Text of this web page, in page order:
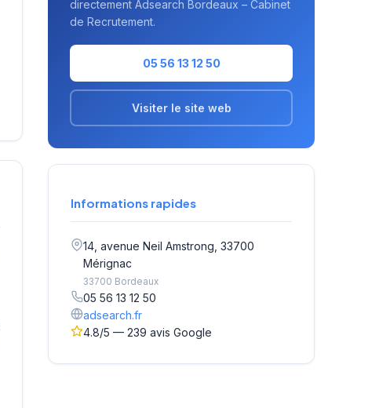
directement Adsearch Bordeaux – Cabinet
de Recrutement.
05 56 13 12 50
Visiter le site web
Informations rapides
14, avenue Neil Amstrong, 33700
Mérignac
33700 Bordeaux
05 56 13 12 50
adsearch.fr
4.8/5 — 239 avis Google